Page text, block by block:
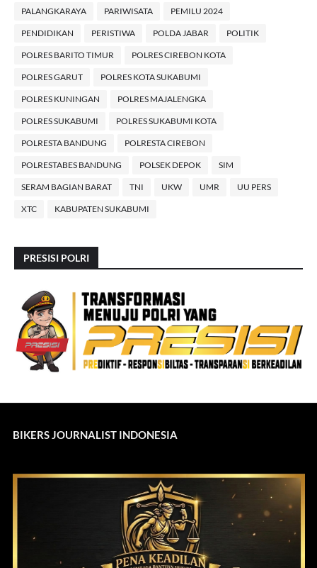
PALANGKARAYA PARIWISATA PEMILU 2024
PENDIDIKAN PERISTIWA POLDA JABAR POLITIK
POLRES BARITO TIMUR POLRES CIREBON KOTA
POLRES GARUT POLRES KOTA SUKABUMI
POLRES KUNINGAN POLRES MAJALENGKA
POLRES SUKABUMI POLRES SUKABUMI KOTA
POLRESTA BANDUNG POLRESTA CIREBON
POLRESTABES BANDUNG POLSEK DEPOK SIM
SERAM BAGIAN BARAT TNI UKW UMR UU PERS
XTC KABUPATEN SUKABUMI
PRESISI POLRI
BIKERS JOURNALIST INDONESIA